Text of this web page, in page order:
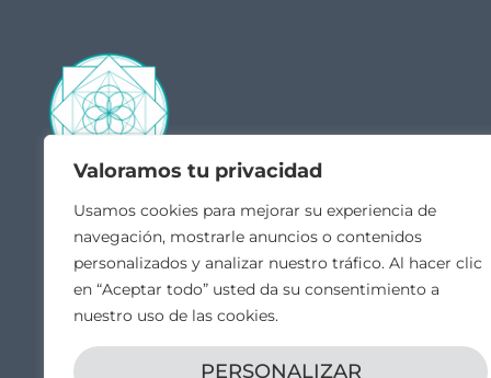
Valoramos tu privacidad
Usamos cookies para mejorar su experiencia de
navegación, mostrarle anuncios o contenidos
personalizados y analizar nuestro tráfico. Al hacer clic
en “Aceptar todo” usted da su consentimiento a
nuestro uso de las cookies.
PERSONALIZAR
Contacto
hola@veintiochoalmas.com
Apdo. de Correos 28 Orduña,
Bizkaia